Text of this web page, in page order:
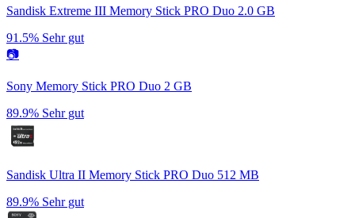
Sandisk Extreme III Memory Stick PRO Duo 2.0 GB
91.5% Sehr gut
📷
Sony Memory Stick PRO Duo 2 GB
89.9% Sehr gut
Sandisk Ultra II Memory Stick PRO Duo 512 MB
89.9% Sehr gut